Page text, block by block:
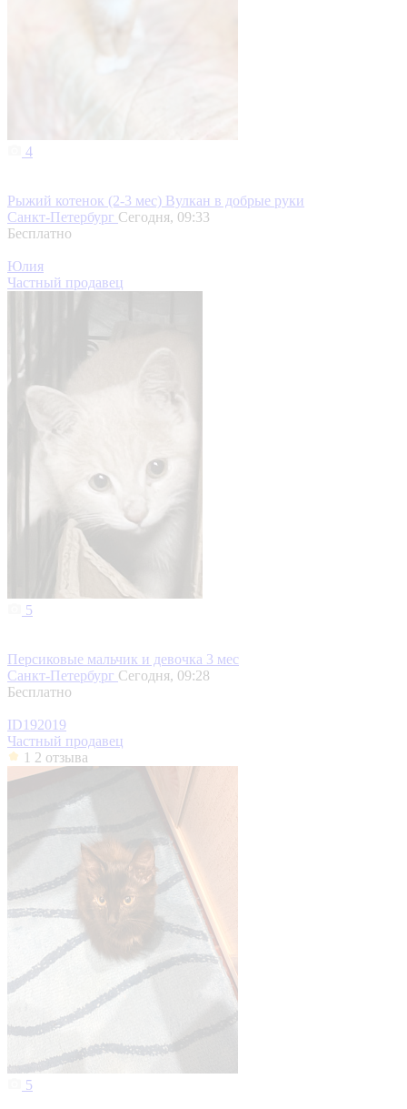
4
Рыжий котенок (2-3 мес) Вулкан в добрые руки
Санкт-Петербург Сегодня, 09:33
Бесплатно
Юлия
Частный продавец
5
Персиковые мальчик и девочка 3 мес
Санкт-Петербург Сегодня, 09:28
Бесплатно
ID192019
Частный продавец
1 2 отзыва
5